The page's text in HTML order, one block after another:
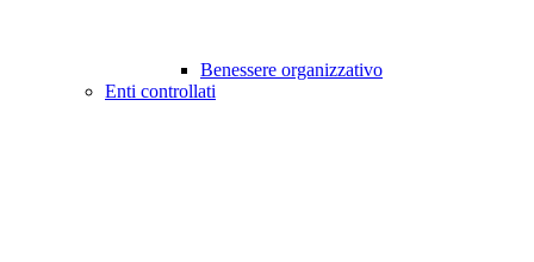
Benessere organizzativo
Enti controllati